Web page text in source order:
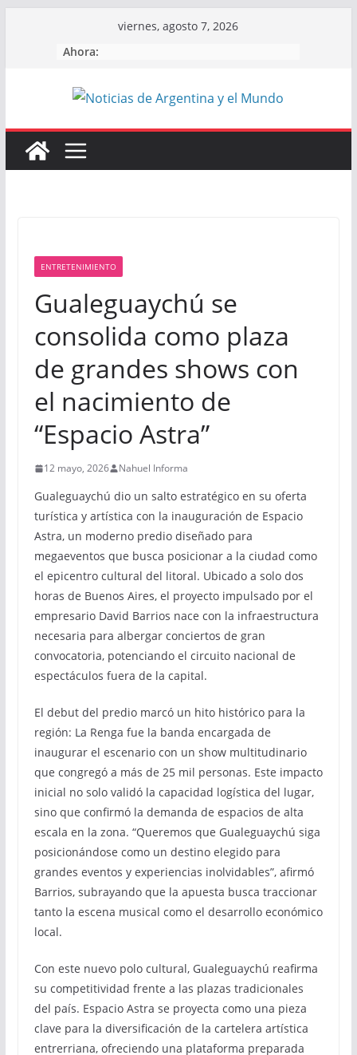
viernes, agosto 7, 2026
Ahora:
ENTRETENIMIENTO
Gualeguaychú se
consolida como plaza
de grandes shows con
el nacimiento de
“Espacio Astra”
12 mayo, 2026 Nahuel Informa
Gualeguaychú dio un salto estratégico en su oferta
turística y artística con la inauguración de Espacio
Astra, un moderno predio diseñado para
megaeventos que busca posicionar a la ciudad como
el epicentro cultural del litoral. Ubicado a solo dos
horas de Buenos Aires, el proyecto impulsado por el
empresario David Barrios nace con la infraestructura
necesaria para albergar conciertos de gran
convocatoria, potenciando el circuito nacional de
espectáculos fuera de la capital.
El debut del predio marcó un hito histórico para la
región: La Renga fue la banda encargada de
inaugurar el escenario con un show multitudinario
que congregó a más de 25 mil personas. Este impacto
inicial no solo validó la capacidad logística del lugar,
sino que confirmó la demanda de espacios de alta
escala en la zona. “Queremos que Gualeguaychú siga
posicionándose como un destino elegido para
grandes eventos y experiencias inolvidables”, afirmó
Barrios, subrayando que la apuesta busca traccionar
tanto la escena musical como el desarrollo económico
local.
Con este nuevo polo cultural, Gualeguaychú reafirma
su competitividad frente a las plazas tradicionales
del país. Espacio Astra se proyecta como una pieza
clave para la diversificación de la cartelera artística
entrerriana, ofreciendo una plataforma preparada